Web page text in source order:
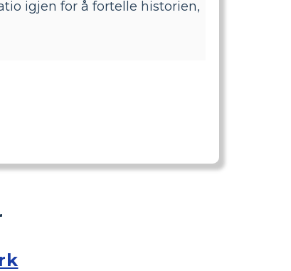
igjen for å fortelle historien,